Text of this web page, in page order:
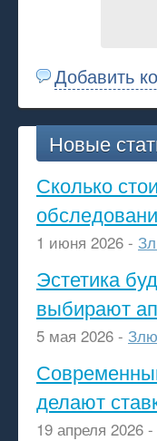
Добавить
Новые
Сколько
1 июня 2026 -
Эстетика
выбирают
5 мая 2026 -
делают
19 апреля 2026 -